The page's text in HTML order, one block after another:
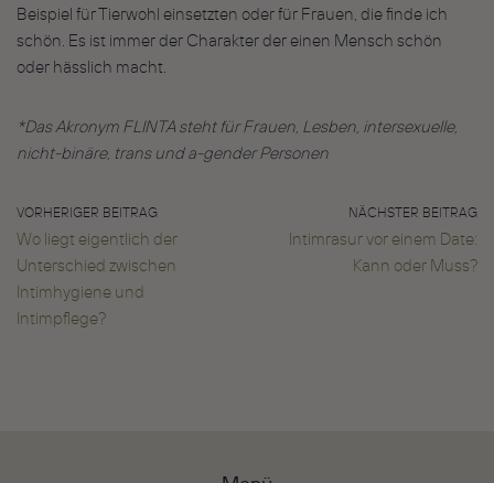
Beispiel für Tierwohl einsetzten oder für Frauen, die finde ich
schön. Es ist immer der Charakter der einen Mensch schön
oder hässlich macht.
*Das Akronym FLINTA steht für Frauen, Lesben, intersexuelle,
nicht-binäre, trans und a-gender Personen
VORHERIGER BEITRAG
Wo liegt eigentlich der
Unterschied zwischen
Intimhygiene und
Intimpflege?
NÄCHSTER BEITRAG
Intimrasur vor einem Date:
Kann oder Muss?